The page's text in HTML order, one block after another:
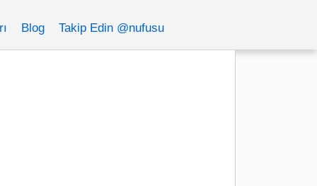
Blog Takip Edin @nufusu